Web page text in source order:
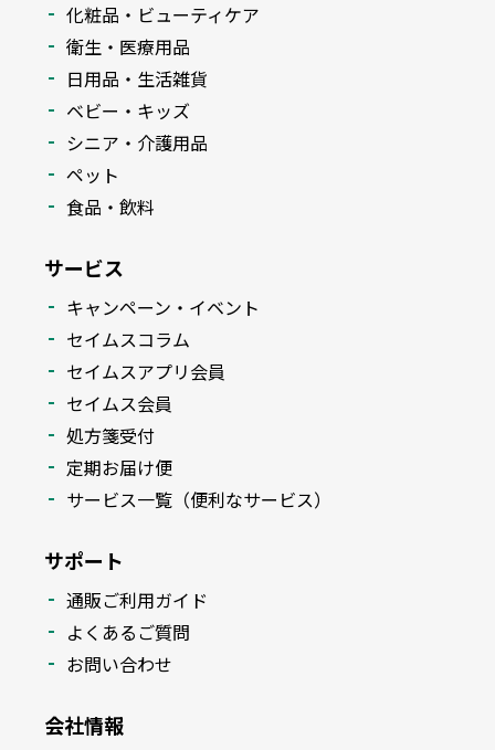
化粧品・ビューティケア
衛生・医療用品
日用品・生活雑貨
ベビー・キッズ
シニア・介護用品
ペット
食品・飲料
サービス
キャンペーン・イベント
セイムスコラム
セイムスアプリ会員
セイムス会員
処方箋受付
定期お届け便
サービス一覧（便利なサービス）
サポート
通販ご利用ガイド
よくあるご質問
お問い合わせ
会社情報